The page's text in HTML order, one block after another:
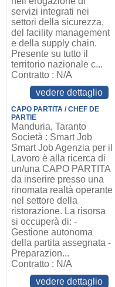
servizi integrati nei
settori della sicurezza,
del facility management
e della supply chain.
Presente su tutto il
territorio nazionale c...
Contratto : N/A
vedere dettaglio
CAPO PARTITA / CHEF DE
PARTIE
Manduria, Taranto
Società : Smart Job
Smart Job Agenzia per il
Lavoro è alla ricerca di
un/una CAPO PARTITA
da inserire presso una
rinomata realtà operante
nel settore della
ristorazione. La risorsa
si occuperà di: -
Gestione autonoma
della partita assegnata -
Preparazion...
Contratto : N/A
vedere dettaglio